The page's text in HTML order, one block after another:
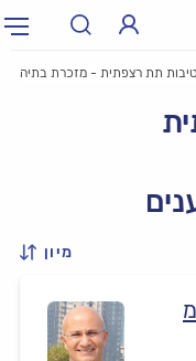
תת רצפתית - מזכרת בתיה
מיון